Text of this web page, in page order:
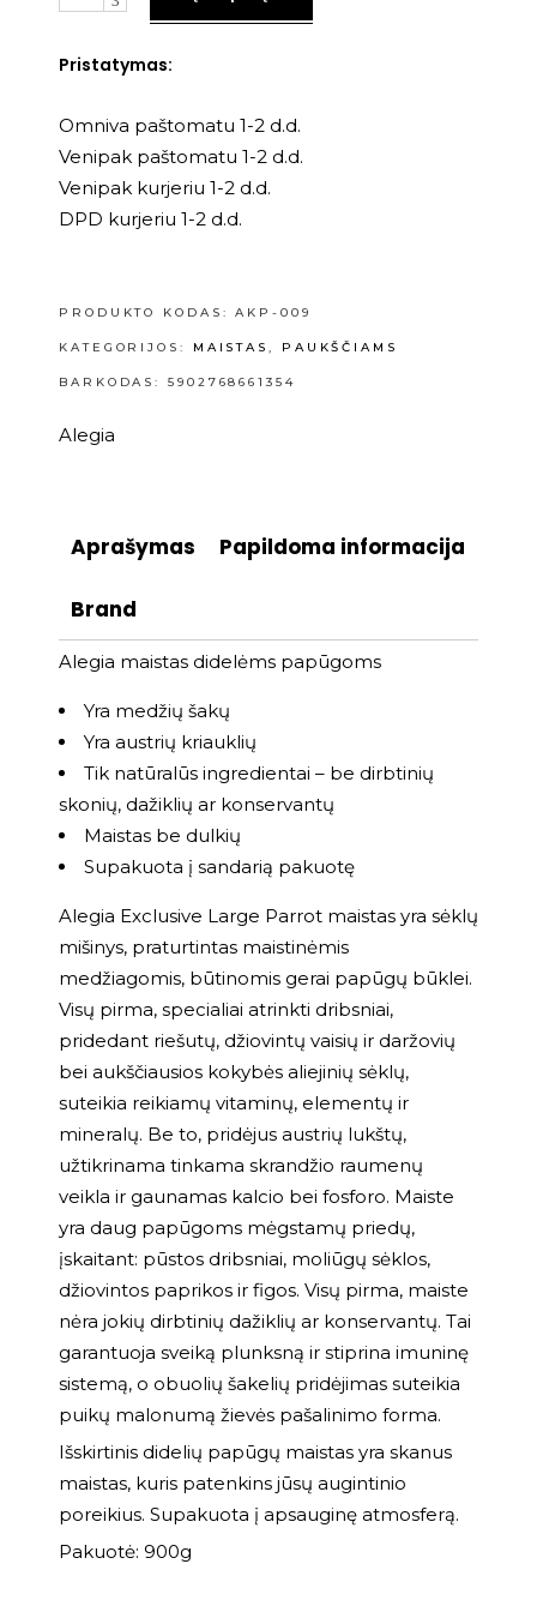
Pristatymas:
Omniva paštomatu 1-2 d.d.
Venipak paštomatu 1-2 d.d.
Venipak kurjeriu 1-2 d.d.
DPD kurjeriu 1-2 d.d.
PRODUKTO KODAS:AKP-009
KATEGORIJOS: MAISTAS, PAUKŠČIAMS
BARKODAS: 5902768661354
Alegia
Aprašymas Papildoma informacija
Brand
Alegia maistas didelėms papūgoms
Yra medžių šakų
Yra austrių kriauklių
Tik natūralūs ingredientai – be dirbtinių
skonių, dažiklių ar konservantų
Maistas be dulkių
Supakuota į sandarią pakuotę
Alegia Exclusive Large Parrot maistas yra sėklų
mišinys, praturtintas maistinėmis
medžiagomis, būtinomis gerai papūgų būklei.
Visų pirma, specialiai atrinkti dribsniai,
pridedant riešutų, džiovintų vaisių ir daržovių
bei aukščiausios kokybės aliejinių sėklų,
suteikia reikiamų vitaminų, elementų ir
mineralų. Be to, pridėjus austrių lukštų,
užtikrinama tinkama skrandžio raumenų
veikla ir gaunamas kalcio bei fosforo. Maiste
yra daug papūgoms mėgstamų priedų,
įskaitant: pūstos dribsniai, moliūgų sėklos,
džiovintos paprikos ir figos. Visų pirma, maiste
nėra jokių dirbtinių dažiklių ar konservantų. Tai
garantuoja sveiką plunksną ir stiprina imuninę
sistemą, o obuolių šakelių pridėjimas suteikia
puikų malonumą žievės pašalinimo forma.
Išskirtinis didelių papūgų maistas yra skanus
maistas, kuris patenkins jūsų augintinio
poreikius. Supakuota į apsauginę atmosferą.
Pakuotė: 900g